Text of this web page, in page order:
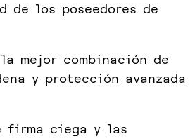
de los poseedores de
mejor combinación de
y protección avanzada
firma ciega y las